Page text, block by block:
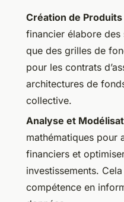
Création de
financier élabore
que des grilles de
pour les contrats
architectures de
collective.
Analyse et
mathématiques pour
financiers et
investissements.
compétence en